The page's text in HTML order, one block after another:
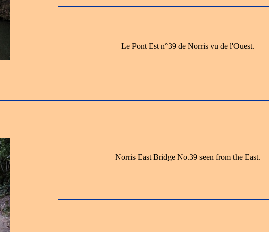
Le Pont Est n°39 de Norris vu de l'Ouest.
Norris East Bridge No.39 seen from the East.